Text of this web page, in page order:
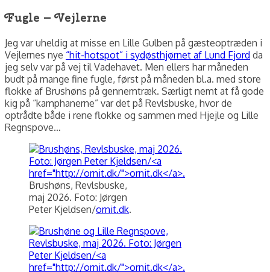
Fugle – Vejlerne
Jeg var uheldig at misse en Lille Gulben på gæsteoptræden i
Vejlernes nye “hit-hotspot” i sydøsthjørnet af Lund Fjord da
jeg selv var på vej til Vadehavet. Men ellers har måneden
budt på mange fine fugle, først på måneden bl.a. med store
flokke af Brushøns på gennemtræk. Særligt nemt at få gode
kig på “kamphanerne” var det på Revlsbuske, hvor de
optrådte både i rene flokke og sammen med Hjejle og Lille
Regnspove…
Brushøns, Revlsbuske,
maj 2026. Foto: Jørgen
Peter Kjeldsen/ornit.dk.